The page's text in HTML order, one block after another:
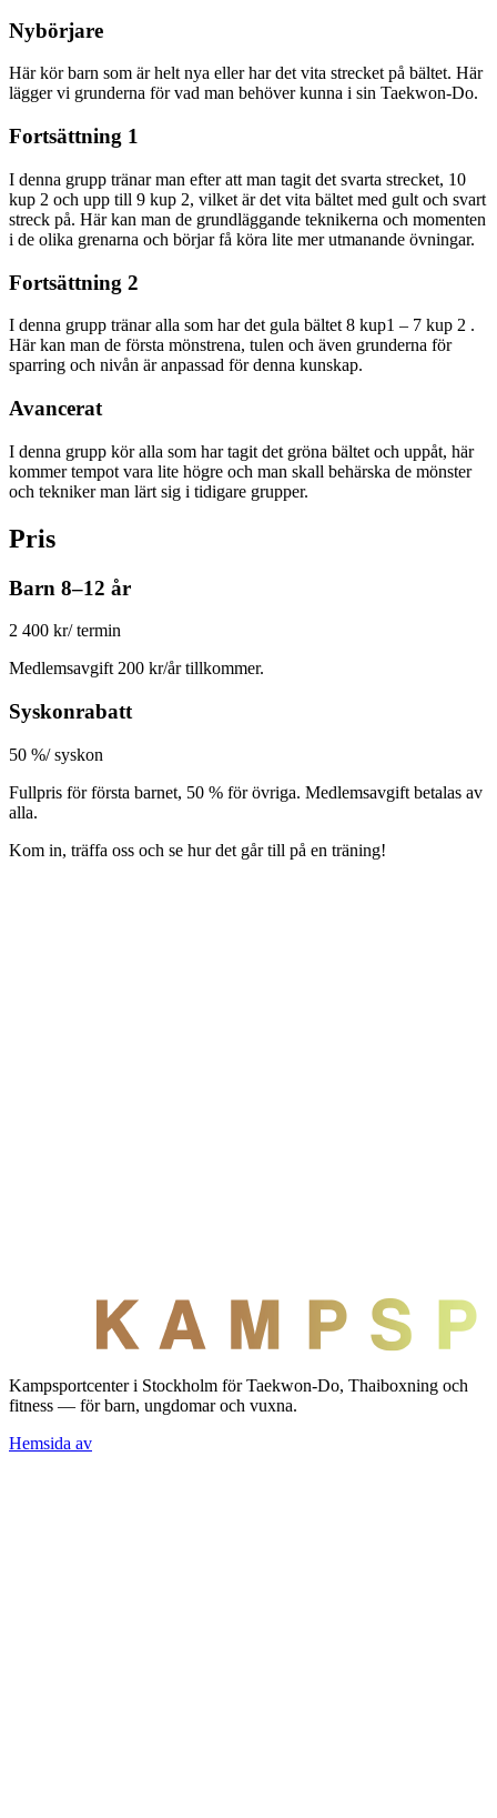
Nybörjare
Här kör barn som är helt nya eller har det vita strecket på bältet. Här
lägger vi grunderna för vad man behöver kunna i sin Taekwon-Do.
Fortsättning 1
I denna grupp tränar man efter att man tagit det svarta strecket, 10
kup 2 och upp till 9 kup 2, vilket är det vita bältet med gult och svart
streck på. Här kan man de grundläggande teknikerna och momenten
i de olika grenarna och börjar få köra lite mer utmanande övningar.
Fortsättning 2
I denna grupp tränar alla som har det gula bältet 8 kup1 – 7 kup 2 .
Här kan man de första mönstrena, tulen och även grunderna för
sparring och nivån är anpassad för denna kunskap.
Avancerat
I denna grupp kör alla som har tagit det gröna bältet och uppåt, här
kommer tempot vara lite högre och man skall behärska de mönster
och tekniker man lärt sig i tidigare grupper.
Pris
Barn 8–12 år
2 400 kr/ termin
Medlemsavgift 200 kr/år tillkommer.
Syskonrabatt
50 %/ syskon
Fullpris för första barnet, 50 % för övriga. Medlemsavgift betalas av
alla.
Kom in, träffa oss och se hur det går till på en träning!
Kampsportcenter i Stockholm för Taekwon-Do, Thaiboxning och
fitness — för barn, ungdomar och vuxna.
Hemsida av